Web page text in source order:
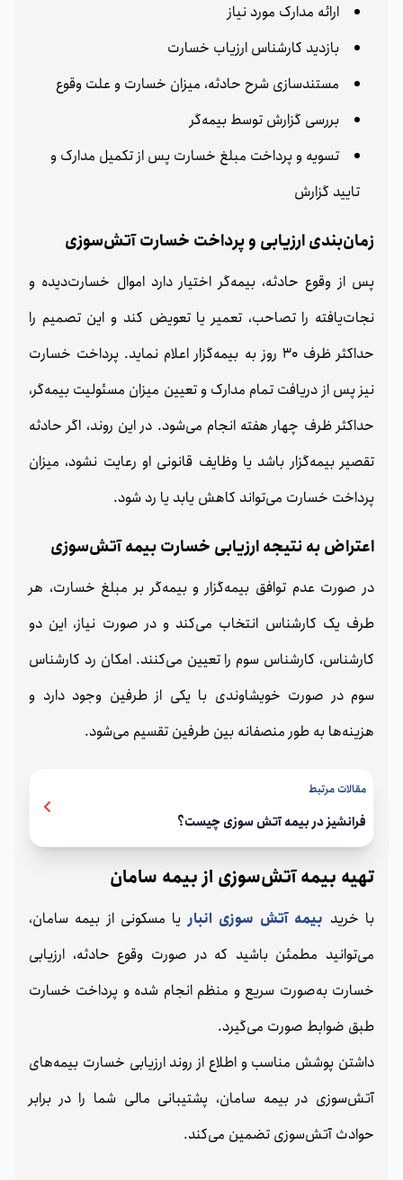
ارائه مدارک مورد نیاز
بازدید کارشناس ارزیاب خسارت
مستندسازی شرح حادثه، میزان خسارت و علت وقوع
بررسی گزارش توسط بیمه‌گر
تسویه و پرداخت مبلغ خسارت پس از تکمیل مدارک و
تایید گزارش
زمان‌بندی ارزیابی و پرداخت خسارت آتش‌سوزی
پس از وقوع حادثه، بیمه‌گر اختیار دارد اموال خسارت‌دیده و
نجات‌یافته را تصاحب، تعمیر یا تعویض کند و این تصمیم را
حداکثر ظرف 30 روز به بیمه‌گزار اعلام نماید. پرداخت خسارت
نیز پس از دریافت تمام مدارک و تعیین میزان مسئولیت بیمه‌گر،
حداکثر ظرف چهار هفته انجام می‌شود. در این روند، اگر حادثه
تقصیر بیمه‌گزار باشد یا وظایف قانونی او رعایت نشود، میزان
پرداخت خسارت می‌تواند کاهش یابد یا رد شود.
اعتراض به نتیجه ارزیابی خسارت بیمه آتش‌سوزی
در صورت عدم توافق بیمه‌گزار و بیمه‌گر بر مبلغ خسارت، هر
طرف یک کارشناس انتخاب می‌کند و در صورت نیاز، این دو
کارشناس، کارشناس سوم را تعیین می‌کنند. امکان رد کارشناس
سوم در صورت خویشاوندی با یکی از طرفین وجود دارد و
هزینه‌ها به طور منصفانه بین طرفین تقسیم می‌شود.
مقالات مرتبط
فرانشیز در بیمه آتش سوزی چیست؟
تهیه بیمه آتش‌سوزی از بیمه سامان
با خرید بیمه آتش‌ سوزی انباریا مسکونی از بیمه سامان،
می‌توانید مطمئن باشید که در صورت وقوع حادثه، ارزیابی
خسارت به‌صورت سریع و منظم انجام شده و پرداخت خسارت
طبق ضوابط صورت می‌گیرد.
داشتن پوشش مناسب و اطلاع از روند ارزیابی خسارت بیمه‌های
آتش‌سوزی در بیمه سامان، پشتیبانی مالی شما را در برابر
حوادث آتش‌سوزی تضمین می‌کند.